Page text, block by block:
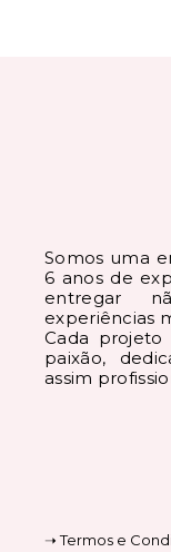
Somos uma
6 anos de
entregar
experiências
Cada
paixão,
assim
➝ Termos e